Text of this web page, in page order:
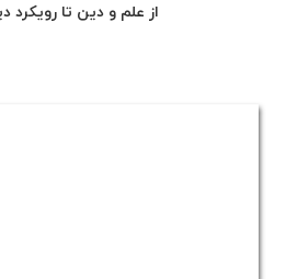
از علم و دین تا رویکرد